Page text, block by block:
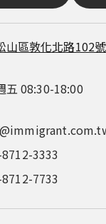
山區敦化北路102
五 08:30-18:00
3333
7733
區慈雲路118號14
五 09:00-18:00
8555
7733
屯區市政路386號
五 08:30-18:00
1000
1999
康區中華路1-100
五 08:30-18:00
0555
9587
山區明誠三路683
五 08:30-18:00
9597
9587